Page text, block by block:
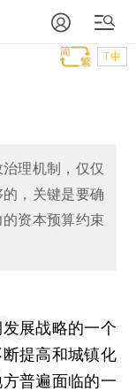
T中
理机制，仅仅
，关键是要确
资本预算约束
展战略的一个
提高和城镇化
普遍面临的一